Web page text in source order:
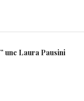
une Laura Pausini